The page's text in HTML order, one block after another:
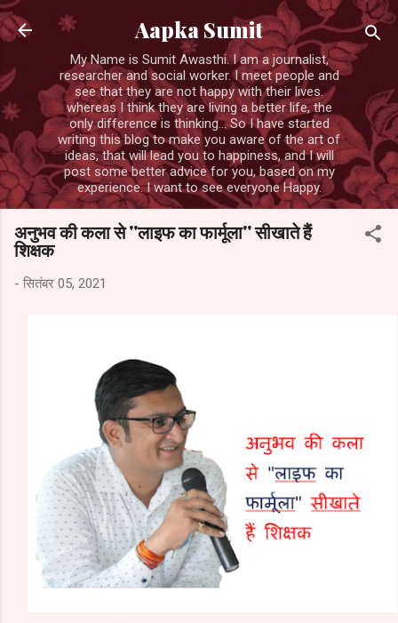
सीधे मुख्य सामग्री पर जाएं
Aapka Sumit
My Name is Sumit Awasthi. I am a journalist,
researcher and social worker. I meet people and
see that they are not happy with their lives.
whereas I think they are living a better life, the
only difference is thinking... So I have started
writing this blog to make you aware of the art of
ideas, that will lead you to happiness, and I will
post some better advice for you, based on my
experience. I want to see everyone Happy.
अनुभव की कला से ''लाइफ का फार्मूला'' सीखाते हैं
शिक्षक
- सितंबर 05, 2021